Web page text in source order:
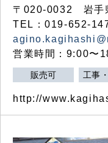
〒020-0032 岩手
TEL：019-652-
営業時間：9:00〜
販売可 工事
http://